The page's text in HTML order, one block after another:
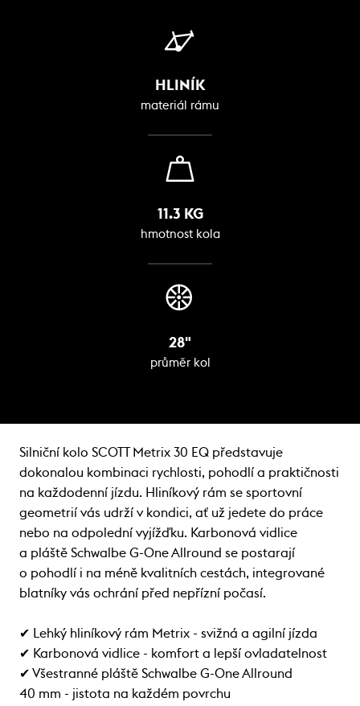
HLINÍK
materiál rámu
11.3 KG
hmotnost kola
28"
průměr kol
Silniční kolo SCOTT Metrix 30 EQ představuje
dokonalou kombinaci rychlosti, pohodlí a praktičnosti
na každodenní jízdu. Hliníkový rám se sportovní
geometrií vás udrží v kondici, ať už jedete do práce
nebo na odpolední vyjížďku. Karbonová vidlice
a pláště Schwalbe G-One Allround se postarají
o pohodlí i na méně kvalitních cestách, integrované
blatníky vás ochrání před nepřízní počasí.
✔ Lehký hliníkový rám Metrix - svižná a agilní jízda
✔ Karbonová vidlice - komfort a lepší ovladatelnost
✔ Všestranné pláště Schwalbe G-One Allround
40 mm - jistota na každém povrchu